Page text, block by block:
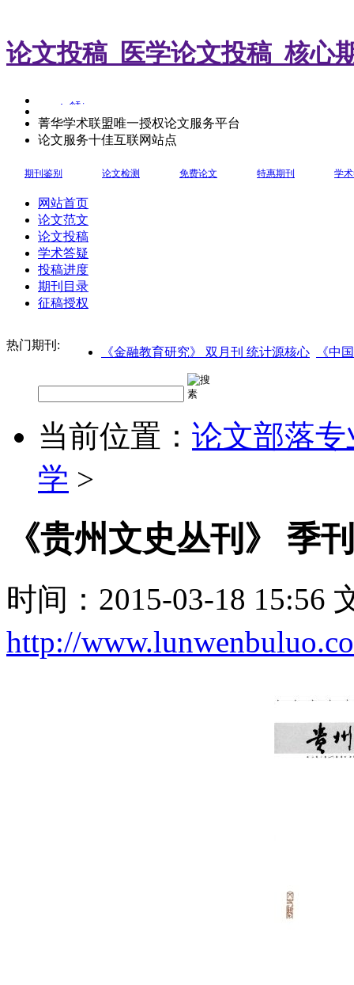
论文投稿_医学论文投稿_核心
菁华学术联盟唯一授权论文服务平台
论文服务十佳互联网站点
期刊鉴别 论文检测 免费论文 特惠期刊 学
网站首页
论文范文
论文投稿
学术答疑
投稿进度
期刊目录
征稿授权
热门期刊:
《金融教育研究》 双月刊 统计源核心 《中
当前位置： 论文部落
学 >
《贵州文史丛刊》 季
时间：2015-03-18 15:56
http://